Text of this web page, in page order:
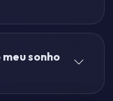
sonho